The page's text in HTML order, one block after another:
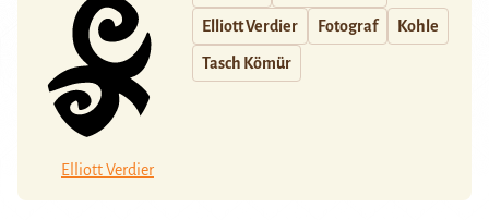
Elliott Verdier
Elliott Verdier Fotograf Kohle
Tasch Kömür